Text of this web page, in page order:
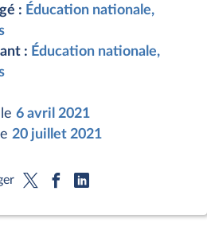
: Éducation nationale,
: Éducation nationale,
6 avril 2021
20 juillet 2021